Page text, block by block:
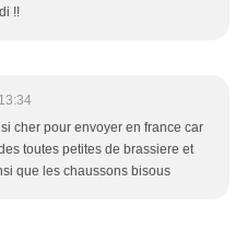
!!
cher pour envoyer en france car
toutes petites de brassiere et
que les chaussons bisous